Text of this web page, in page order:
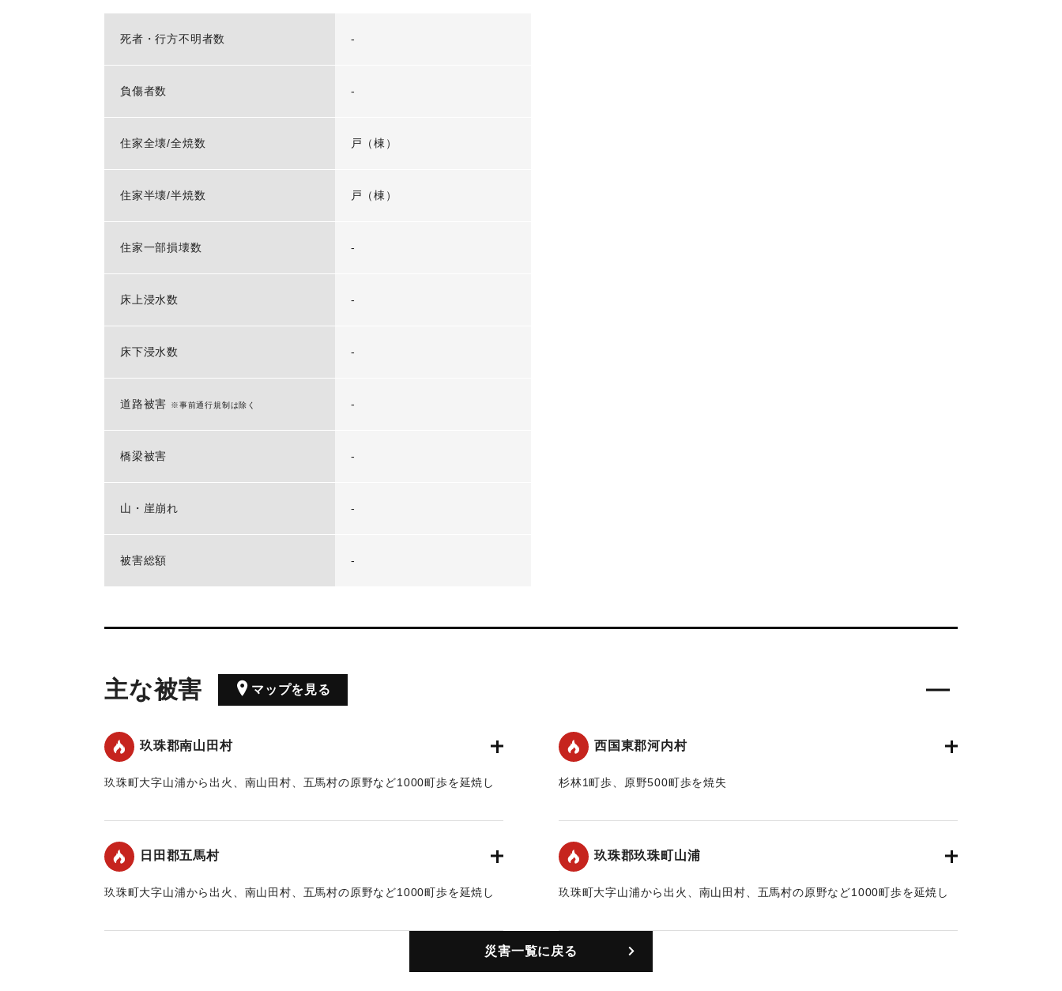
死者・行方不明者数 -
負傷者数 -
住家全壊/全焼数 戸（棟）
住家半壊/半焼数 戸（棟）
住家一部損壊数 -
床上浸水数 -
床下浸水数 -
道路被害 ※事前通行規制は除く -
橋梁被害 -
山・崖崩れ -
被害総額 -
主な被害 マップを見る
玖珠郡南山田村
玖珠町大字山浦から出火、南山田村、五馬村の原野など1000町歩を延焼し
西国東郡河内村
杉林1町歩、原野500町歩を焼失
｜固有コード:00421002
日田郡五馬村
玖珠町大字山浦から出火、南山田村、五馬村の原野など1000町歩を延焼し
玖珠郡玖珠町山浦
玖珠町大字山浦から出火、南山田村、五馬村の原野など1000町歩を延焼し
｜固有コード: 00421004
災害一覧に戻る